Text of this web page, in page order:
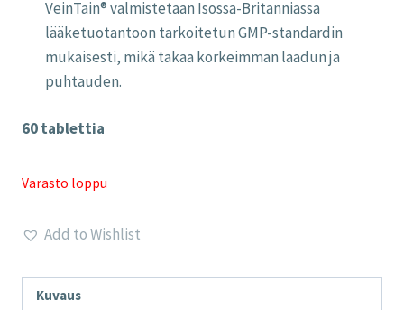
VeinTain® valmistetaan Isossa-Britanniassa
lääketuotantoon tarkoitetun GMP-standardin
mukaisesti, mikä takaa korkeimman laadun ja
puhtauden.
60 tablettia
Varasto loppu
Add to Wishlist
Kuvaus